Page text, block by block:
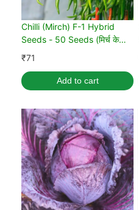
Chilli (Mirch) F-1 Hybrid
Seeds - 50 Seeds (मिर्च के
बीज)
₹71
Add to cart